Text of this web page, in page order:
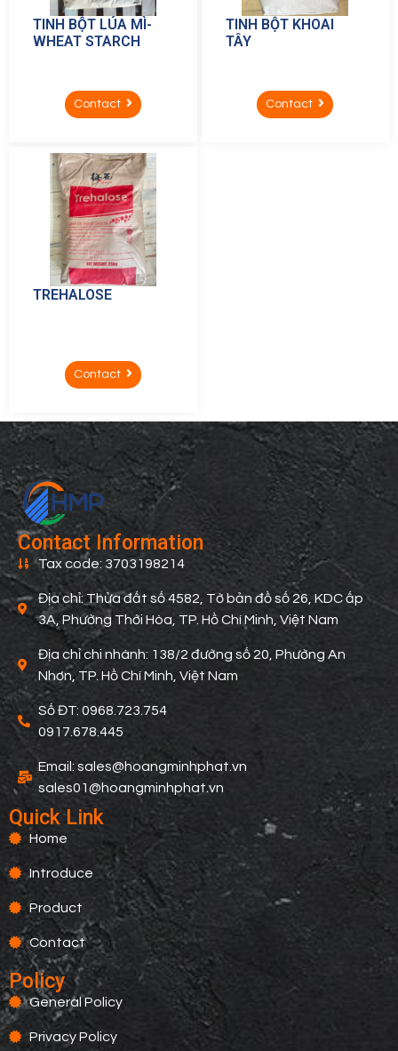
TINH BỘT LÚA MÌ-
WHEAT STARCH
Contact
TINH BỘT KHOAI
TÂY
Contact
TREHALOSE
Contact
Contact Information
Tax code: 3703198214
Địa chỉ: Thửa đất số 4582, Tờ bản đồ số 26, KDC ấp
3A, Phường Thới Hòa, TP. Hồ Chí Minh, Việt Nam
Địa chỉ chi nhánh: 138/2 đường số 20, Phường An
Nhơn, TP. Hồ Chí Minh, Việt Nam
Số ĐT: 0968.723.754
0917.678.445
Email: sales@hoangminhphat.vn
sales01@hoangminhphat.vn
Quick Link
Home
Introduce
Product
Contact
Policy
General Policy
Privacy Policy